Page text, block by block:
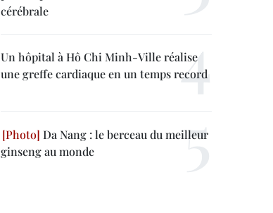
cérébrale
Un hôpital à Hô Chi Minh-Ville réalise
une greffe cardiaque en un temps record
Da Nang : le berceau du meilleur
ginseng au monde